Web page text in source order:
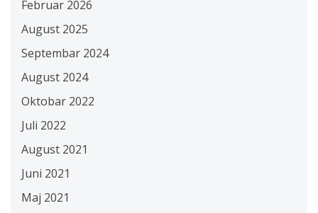
Februar 2026
August 2025
Septembar 2024
August 2024
Oktobar 2022
Juli 2022
August 2021
Juni 2021
Maj 2021